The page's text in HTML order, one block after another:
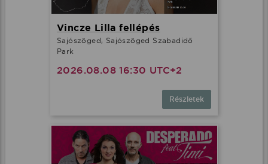
Vincze Lilla fellépés
Sajószöged, Sajószöged Szabadidő
Park
2026.08.08 16:30 UTC+2
Részletek